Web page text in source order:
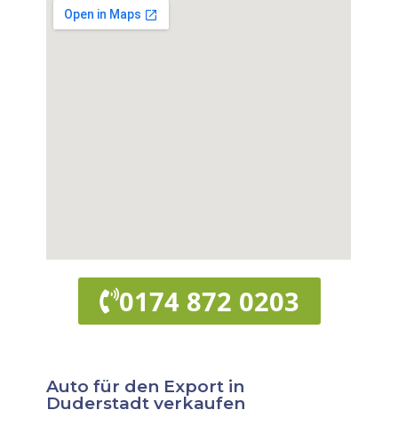
0174 872 0203
Auto für den Export in
Duderstadt verkaufen